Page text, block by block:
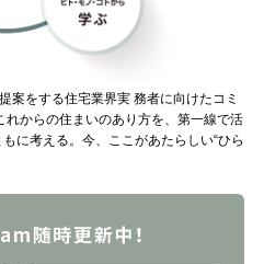
案をする住宅業界実 務者に向けたコミ
からの住まいのあり方を、第一線で活
に考える。今、ここがあたらしい“ひら